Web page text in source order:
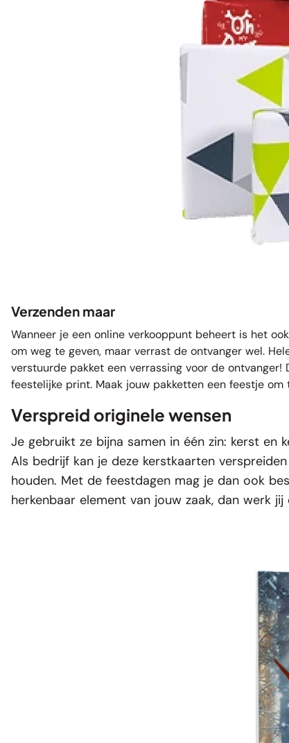
Verzenden maar
Wanneer je een online verkooppunt beheert is het
om weg te geven, maar verrast de ontvanger wel.
verstuurde pakket een verrassing voor de
feestelijke print. Maak jouw pakketten een feestje om
Verspreid originele wensen
Je gebruikt ze bijna samen in één zin: kerst en
Als bedrijf kan je deze kerstkaarten
houden. Met de feestdagen mag je dan ook
herkenbaar element van jouw zaak, dan werk